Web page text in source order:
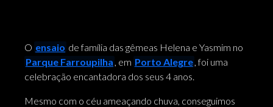
O ensaio de família das gêmeas Helena e Yasmim no
Parque Farroupilha , em Porto Alegre, foi uma
celebração encantadora dos seus 4 anos.
Mesmo com o céu ameaçando chuva, conseguimos